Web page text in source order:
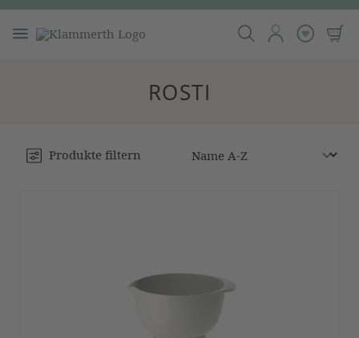
ROSTI
Produkte filtern